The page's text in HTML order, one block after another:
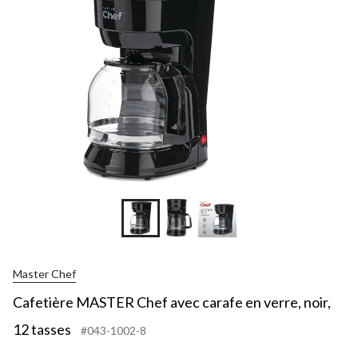
Master Chef
Cafetière MASTER Chef avec carafe en verre, noir,
12 tasses
#043-1002-8